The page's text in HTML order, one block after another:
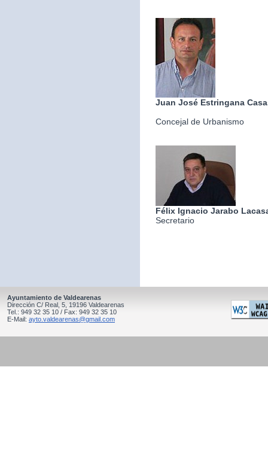
Juan José Estringana
Concejal de Urbanismo
Félix Ignacio Jarabo
Secretario
Ayuntamiento de Valdearenas
Dirección C/ Real, 5, 19196 Valdearenas
Tel.: 949 32 35 10 / Fax: 949 32 35 10
E-Mail: ayto.valdearenas@gmail.com